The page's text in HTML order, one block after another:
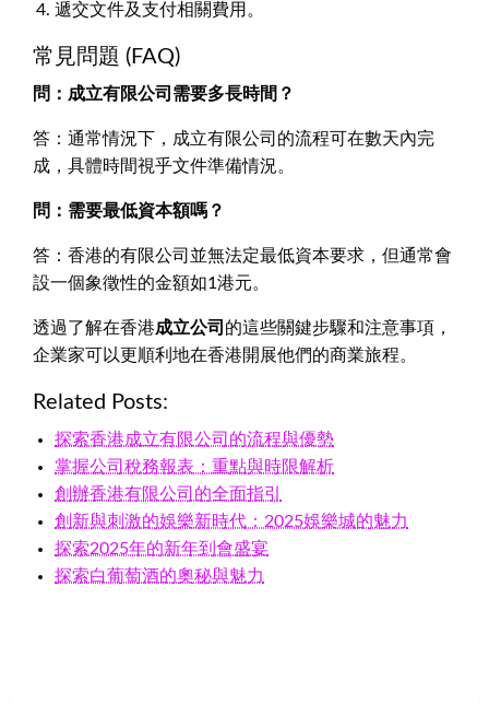
遞交文件及支付相關費用。
常見問題 (FAQ)
問：成立有限公司需要多長時間？
答：通常情況下，成立有限公司的流程可在數天內完
成，具體時間視乎文件準備情況。
問：需要最低資本額嗎？
答：香港的有限公司並無法定最低資本要求，但通常會
設一個象徵性的金額如1港元。
透過了解在香港成立公司 的這些關鍵步驟和注意事項，
企業家可以更順利地在香港開展他們的商業旅程。
Related Posts:
探索香港成立有限公司的流程與優勢
掌握公司稅務報表：重點與時限解析
創辦香港有限公司的全面指引
創新與刺激的娛樂新時代：2025娛樂城的魅力
探索2025年的新年到會盛宴
探索白葡萄酒的奧秘與魅力